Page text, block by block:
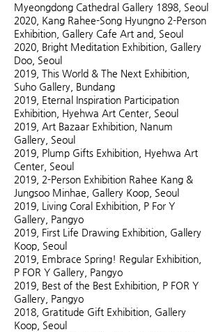
Myeongdong Cathedral Gallery 1898, Seoul
2020, Kang Rahee-Song Hyungno 2-Person
Exhibition, Gallery Cafe Art and, Seoul
2020, Bright Meditation Exhibition, Gallery
Doo, Seoul
2019, This World & The Next Exhibition,
Suho Gallery, Bundang
2019, Eternal Inspiration Participation
Exhibition, Hyehwa Art Center, Seoul
2019, Art Bazaar Exhibition, Nanum
Gallery, Seoul
2019, Plump Gifts Exhibition, Hyehwa Art
Center, Seoul
2019, 2-Person Exhibition Rahee Kang &
Jungsoo Minhae, Gallery Koop, Seoul
2019, Living Coral Exhibition, P For Y
Gallery, Pangyo
2019, First Life Drawing Exhibition, Gallery
Koop, Seoul
2019, Embrace Spring! Regular Exhibition,
P FOR Y Gallery, Pangyo
2019, Best of the Best Exhibition, P FOR Y
Gallery, Pangyo
2018, Gratitude Gift Exhibition, Gallery
Koop, Seoul